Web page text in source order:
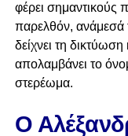
φέρει σημαντικούς
παρελθόν, ανάμεσά
δείχνει τη
απολαμβάνει το
στερέωμα.
Ο